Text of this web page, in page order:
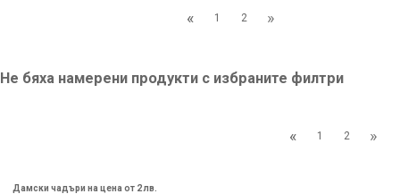
« 1 2 »
Не бяха намерени продукти с избраните филтри
« 1 2 »
Дамски чадъри на цена от 2 лв.